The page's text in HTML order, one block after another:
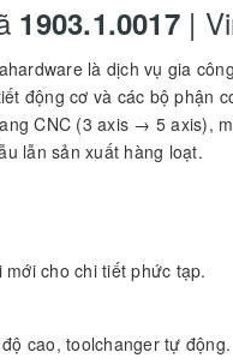
1903.1.0017|
là dịch vụ gia
động cơ và các bộ phận
CNC (3 axis → 5 axis),
lẫn sản xuất hàng loạt.
cho chi tiết phức tạp.
cao, toolchanger tự động.